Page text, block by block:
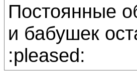
Постоянные
и бабушек
:pleased: